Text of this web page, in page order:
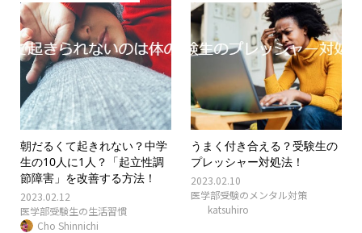
朝だるくて起きれない？中学
生の10人に1人？「起立性調
節障害」を改善する方法！
2023.02.12
医学部受験生の生活習慣
Cho Shinnichi
うまく付き合える？受験生の
プレッシャー対処法！
2023.02.10
医学部受験のメンタル対策
katsuhiro